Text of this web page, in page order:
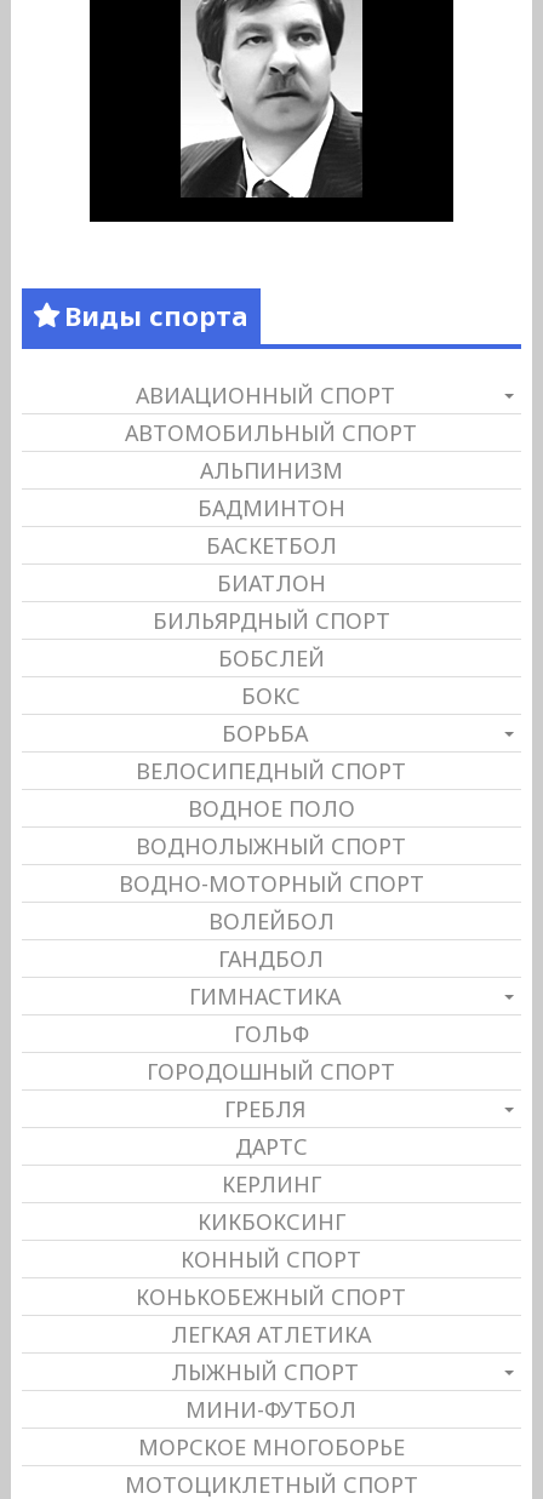
Виды спорта
АВИАЦИОННЫЙ СПОРТ
АВТОМОБИЛЬНЫЙ СПОРТ
АЛЬПИНИЗМ
БАДМИНТОН
БАСКЕТБОЛ
БИАТЛОН
БИЛЬЯРДНЫЙ СПОРТ
БОБСЛЕЙ
БОКС
БОРЬБА
ВЕЛОСИПЕДНЫЙ СПОРТ
ВОДНОЕ ПОЛО
ВОДНОЛЫЖНЫЙ СПОРТ
ВОДНО-МОТОРНЫЙ СПОРТ
ВОЛЕЙБОЛ
ГАНДБОЛ
ГИМНАСТИКА
ГОЛЬФ
ГОРОДОШНЫЙ СПОРТ
ГРЕБЛЯ
ДАРТС
КЕРЛИНГ
КИКБОКСИНГ
КОННЫЙ СПОРТ
КОНЬКОБЕЖНЫЙ СПОРТ
ЛЕГКАЯ АТЛЕТИКА
ЛЫЖНЫЙ СПОРТ
МИНИ-ФУТБОЛ
МОРСКОЕ МНОГОБОРЬЕ
МОТОЦИКЛЕТНЫЙ СПОРТ